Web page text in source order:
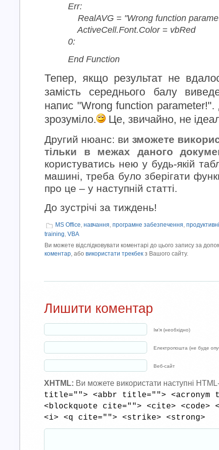
Err:
RealAVG = "Wrong function
ActiveCell.Font.Color = vbRed
0:
End Function
Тепер, якщо результат не
замість середнього балу
напис "Wrong function
зрозуміло.
Це, звичайно, не
Другий нюанс: ви зможете
тільки в межах даного
користуватись нею у будь-якій
машині, треба було зберігати
про це – у наступній статті.
До зустрічі за тиждень!
MS Office, навчання, програмне забезпечення,
training, VBA
Ви можете відслідковувати коментарі до цього запису за
коментар , або використати трекбек з Вашого сайту.
Лишити коментар
Ім’я (необхідно)
Електропошта (не буде
Веб-сайт
XHTML: Ви можете використати наступні
title=""> <abbr title=""> <acronym
<blockquote cite=""> <cite> <code>
<i> <q cite=""> <strike> <strong>